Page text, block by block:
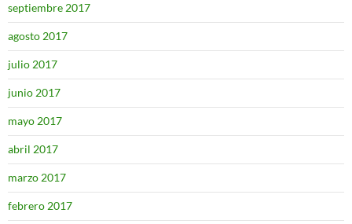
septiembre 2017
agosto 2017
julio 2017
junio 2017
mayo 2017
abril 2017
marzo 2017
febrero 2017